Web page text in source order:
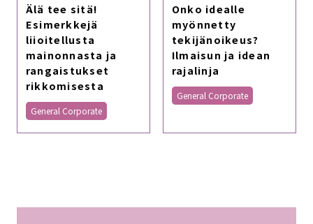
Älä tee sitä!
Esimerkkejä
liioitellusta
mainonnasta ja
rangaistukset
rikkomisesta
General Corporate
Onko idealle
myönnetty
tekijänoikeus?
Ilmaisun ja idean
rajalinja
General Corporate